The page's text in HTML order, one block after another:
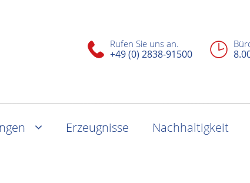
Rufen Sie uns an.
+49 (0) 2838-91500
Erzeugnisse Nachhaltigkeit